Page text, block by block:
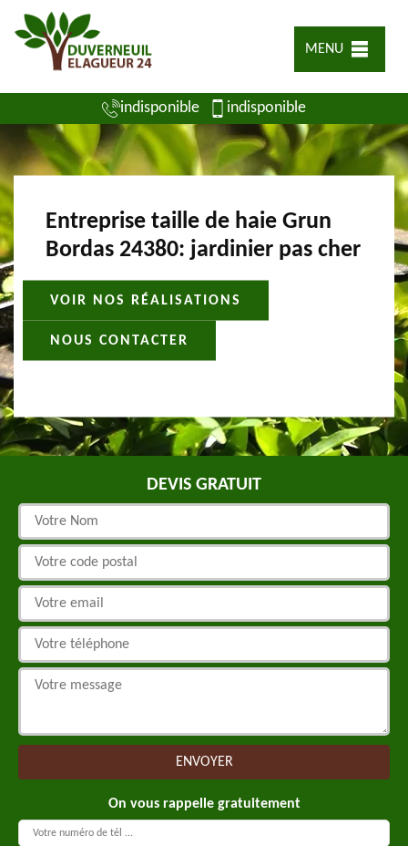
MENU
indisponible indisponible
Entreprise taille de haie Grun
Bordas 24380: jardinier pas cher
VOIR NOS RÉALISATIONS
NOUS CONTACTER
DEVIS GRATUIT
On vous rappelle gratuitement